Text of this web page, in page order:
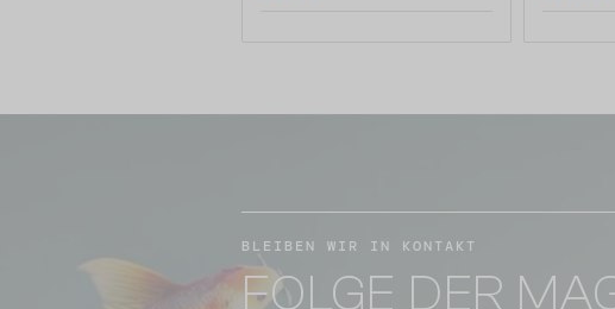
BLEIBEN WIR IN KONTAKT
FOLGE DER